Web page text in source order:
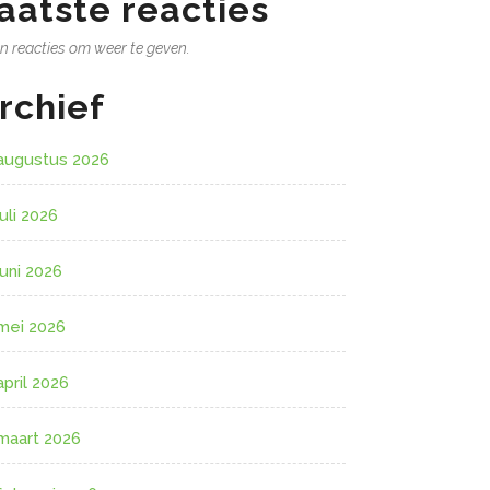
reacties
reacties om weer te geven.
2026
2026
2026
2026
2026
2026